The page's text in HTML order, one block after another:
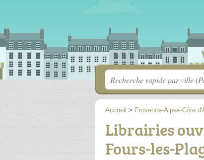
Accueil > Provence-Alpes-Côte
Librairies
Fours-les-